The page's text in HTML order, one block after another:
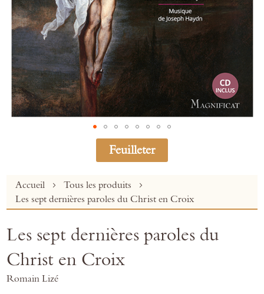
Accueil
Tous les produits
Les sept dernières paroles du Christ en Croix
Feuilleter
Skip
the
of
images
Les sept dernières paroles du
Christ en Croix
Romain Lizé